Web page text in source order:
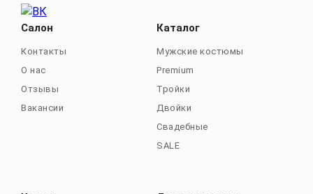
Салон
Контакты
О нас
Отзывы
Вакансии
Каталог
Мужские костюмы
Premium
Тройки
Двойки
Свадебные
SALE